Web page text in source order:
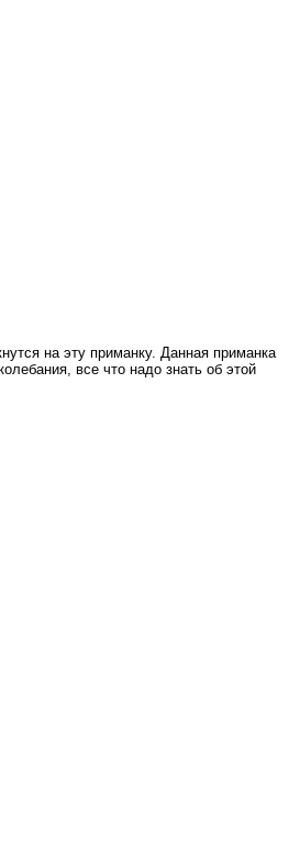
на эту приманку. Данная приманка
все что надо знать об этой